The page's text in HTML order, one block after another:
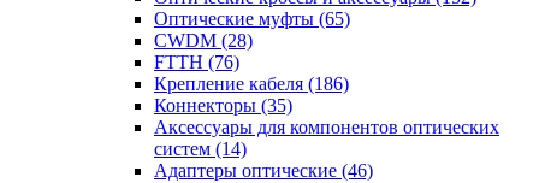
Оптические муфты (65)
CWDM (28)
FTTH (76)
Крепление кабеля (186)
Коннекторы (35)
Аксессуары для компонентов оптических
систем (14)
Адаптеры оптические (46)